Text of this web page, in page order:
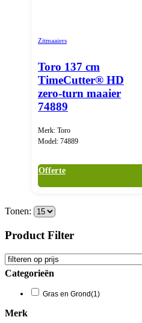
Zitmaaiers
Toro 137 cm
TimeCutter® HD
zero-turn maaier
74889
Merk: Toro
Model: 74889
Offerte
Tonen:
Product Filter
Categorieën
Gras en Grond(1)
Merk